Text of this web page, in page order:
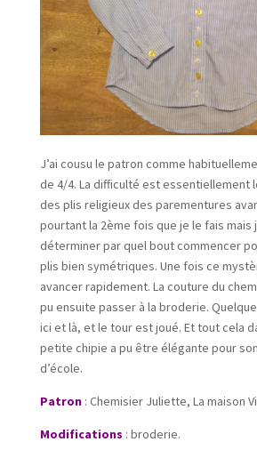
J’ai cousu le patron comme
de 4/4. La difficulté est essentiellement
des plis religieux des parementures
pourtant la 2ème fois que je le fais mais
déterminer par quel bout commencer
plis bien symétriques. Une fois ce
avancer rapidement. La couture du
pu ensuite passer à la broderie.
ici et là, et le tour est joué. Et tout cela
petite chipie a pu être élégante pour
d’école.
Patron : Chemisier Juliette, La maison
Modifications : broderie.